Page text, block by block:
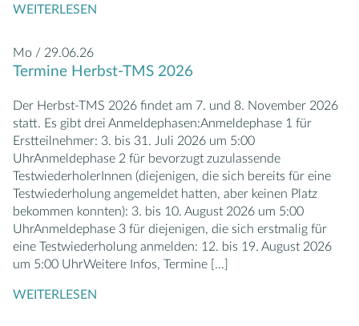
WEITERLESEN
Mo / 29.06.26
Termine Herbst-TMS 2026
Der Herbst-TMS 2026 findet am 7. und 8. November 2026
statt. Es gibt drei Anmeldephasen:Anmeldephase 1 für
Erstteilnehmer: 3. bis 31. Juli 2026 um 5:00
UhrAnmeldephase 2 für bevorzugt zuzulassende
TestwiederholerInnen (diejenigen, die sich bereits für eine
Testwiederholung angemeldet hatten, aber keinen Platz
bekommen konnten): 3. bis 10. August 2026 um 5:00
UhrAnmeldephase 3 für diejenigen, die sich erstmalig für
eine Testwiederholung anmelden: 12. bis 19. August 2026
um 5:00 UhrWeitere Infos, Termine [...]
WEITERLESEN